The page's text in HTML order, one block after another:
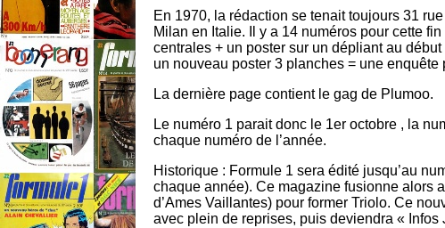
En 1970, la rédaction se tenait toujours 31
Milan en Italie. Il y a 14 numéros pour cette
centrales + un poster sur un dépliant au
un nouveau poster 3 planches = une enquête
La dernière page contient le gag de Plumoo.
Le numéro 1 parait donc le 1er octobre , la
chaque numéro de l’année.
Historique : Formule 1 sera édité jusqu’au
chaque année). Ce magazine fusionne alors
d’Ames Vaillantes) pour former Triolo. Ce
avec plein de reprises, puis deviendra «